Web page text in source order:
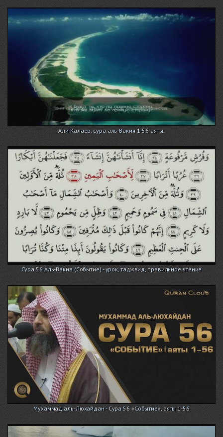
Али Калаев, сура аль-Вакия 1-56 аяты.
Сура 56 Аль-Вакиа (Событие) - урок, таджвид, правильное чтение
Мухаммад аль-Люхайдан - Сура 56 «Событие», аяты 1-56